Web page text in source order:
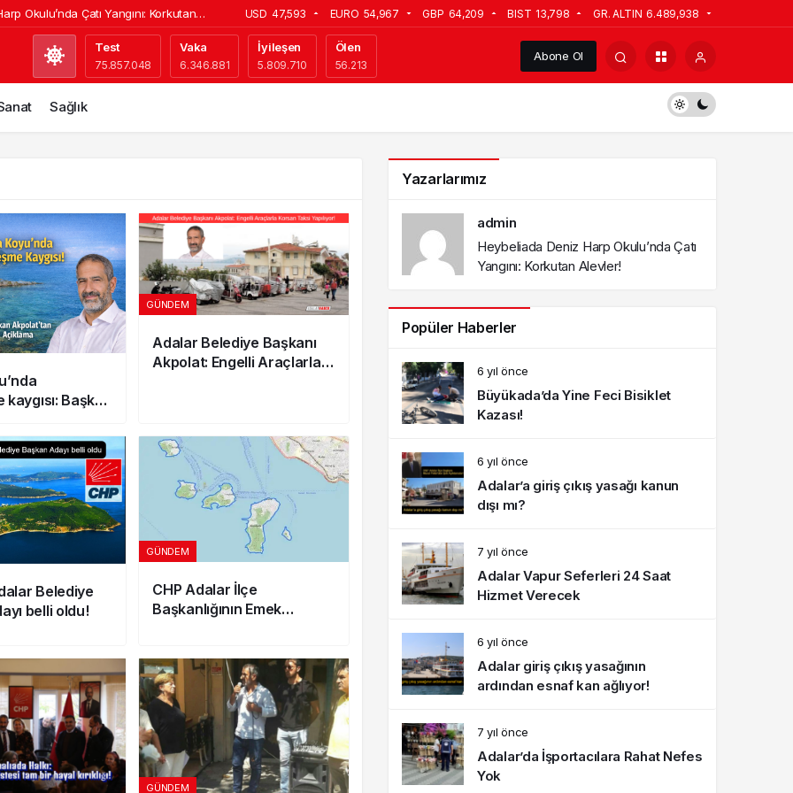
Okulu’nda Çatı Yangını: Korkutan
İstanbul Bakırköy’de Otel Seçimi
Yüzde 10 Zam! 2026 Güncel Tarife
Değişti: İkinci Adres Gösterenler
USD 47,593 EURO 54,967 GBP 64,209 BIST 13,798 GR. ALTIN 6.489,938
Test
75.857.048
Vaka
6.346.881
İyileşen
5.809.710
Ölen
56.213
Abone Ol
Sağlık
Başkan
GÜNDEM
Adalar Belediye Başkanı
Akpolat: Engelli Araçlarla
Belediye
belli oldu!
GÜNDEM
CHP Adalar İlçe
Başkanlığının Emek
GÜNDEM
Yazarlarımız
admin
Heybeliada Deniz Harp Okulu’nda Çatı
Yangını: Korkutan Alevler!
Popüler Haberler
6 yıl önce
Büyükada’da Yine Feci Bisiklet
Kazası!
6 yıl önce
Adalar’a giriş çıkış yasağı kanun
dışı mı?
7 yıl önce
Adalar Vapur Seferleri 24 Saat
Hizmet Verecek
6 yıl önce
Adalar giriş çıkış yasağının
ardından esnaf kan ağlıyor!
7 yıl önce
Adalar’da İşportacılara Rahat Nefes
Yok